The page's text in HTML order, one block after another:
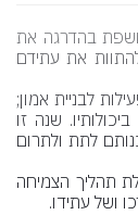
בהדרגה את
את עתידם
לבניית אמון;
שנה זו
לתת ולתרום
תהליך הצמיחה
ושל עתידו.